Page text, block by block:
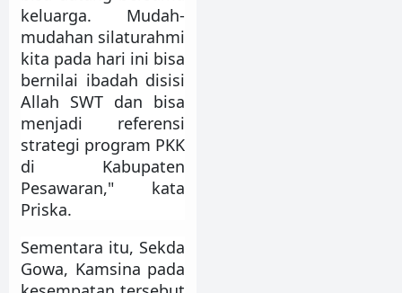
keluarga. Mudah-
mudahan silaturahmi
kita pada hari ini bisa
bernilai ibadah disisi
Allah SWT dan bisa
menjadi referensi
strategi program PKK
di Kabupaten
Pesawaran," kata
Priska.
Sementara itu, Sekda
Gowa, Kamsina pada